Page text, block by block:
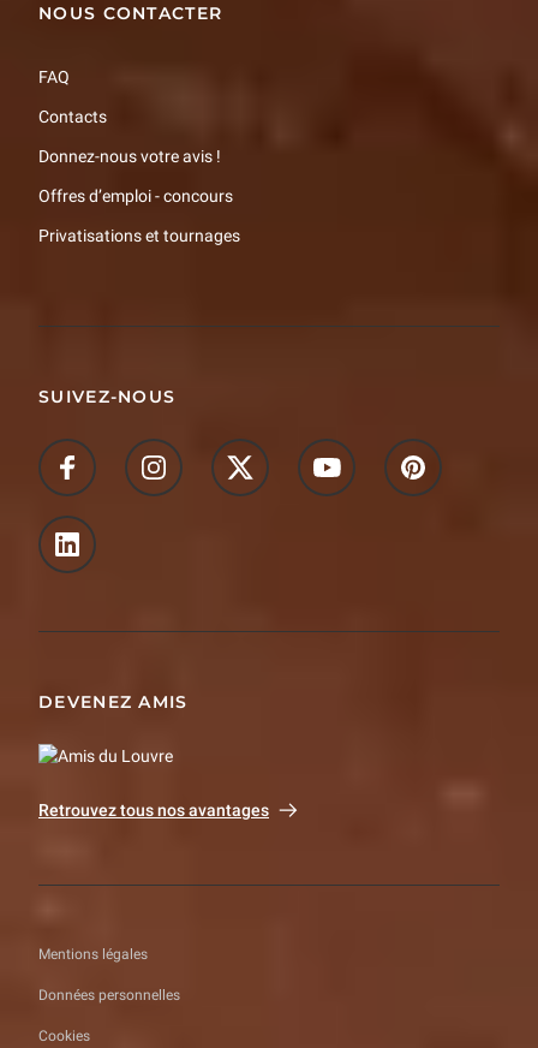
NOUS CONTACTER
FAQ
Contacts
Donnez-nous votre avis !
Offres d’emploi - concours
Privatisations et tournages
SUIVEZ-NOUS
DEVENEZ AMIS
Retrouvez tous nos avantages
Mentions légales
Données personnelles
Cookies